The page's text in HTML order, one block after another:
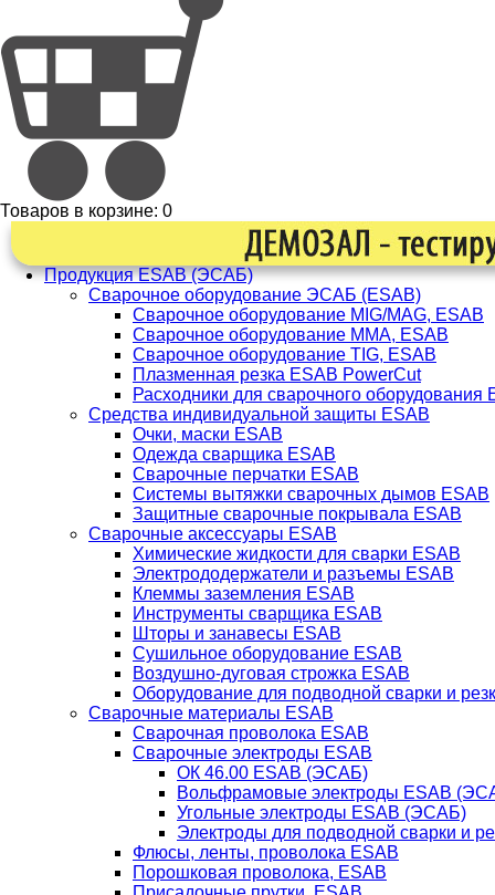
Товаров в корзине: 0
Продукция ESAB (ЭСАБ)
Сварочное оборудование ЭСАБ (ESAB)
Сварочное оборудование MIG/MAG, ESAB
Сварочное оборудование ММА, ESAB
Сварочное оборудование TIG, ESAB
Плазменная резка ESAB PowerCut
Расходники для сварочного оборудования
Средства индивидуальной защиты ESAB
Очки, маски ESAB
Одежда сварщика ESAB
Сварочные перчатки ESAB
Системы вытяжки сварочных дымов ESAB
Защитные сварочные покрывала ESAB
Сварочные аксессуары ESAB
Химические жидкости для сварки ESAB
Электрододержатели и разъемы ESAB
Клеммы заземления ESAB
Инструменты сварщика ESAB
Шторы и занавесы ESAB
Сушильное оборудование ESAB
Воздушно-дуговая строжка ESAB
Оборудование для подводной сварки и
Сварочные материалы ESAB
Сварочная проволока ESAB
Сварочные электроды ESAB
ОК 46.00 ESAB (ЭСАБ)
Вольфрамовые электроды ESAB
Угольные электроды ESAB (ЭСАБ)
Электроды для подводной сварки и
Флюсы, ленты, проволока ESAB
Порошковая проволока, ESAB